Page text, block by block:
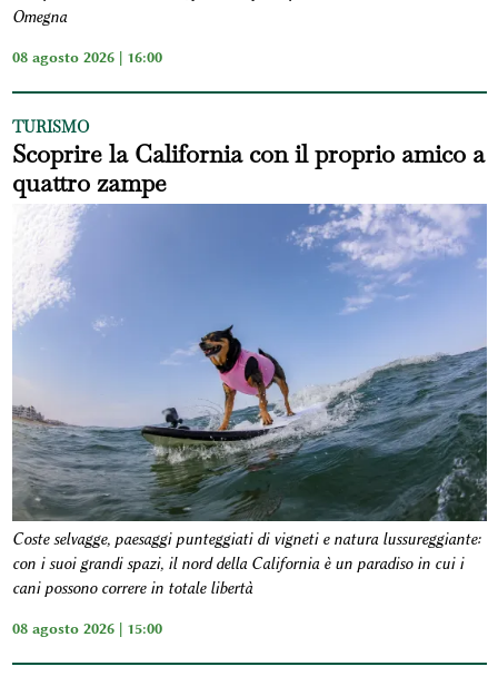
Omegna
08 agosto 2026 | 16:00
TURISMO
Scoprire la California con il proprio amico a
quattro zampe
Coste selvagge, paesaggi punteggiati di vigneti e natura lussureggiante:
con i suoi grandi spazi, il nord della California è un paradiso in cui i
cani possono correre in totale libertà
08 agosto 2026 | 15:00